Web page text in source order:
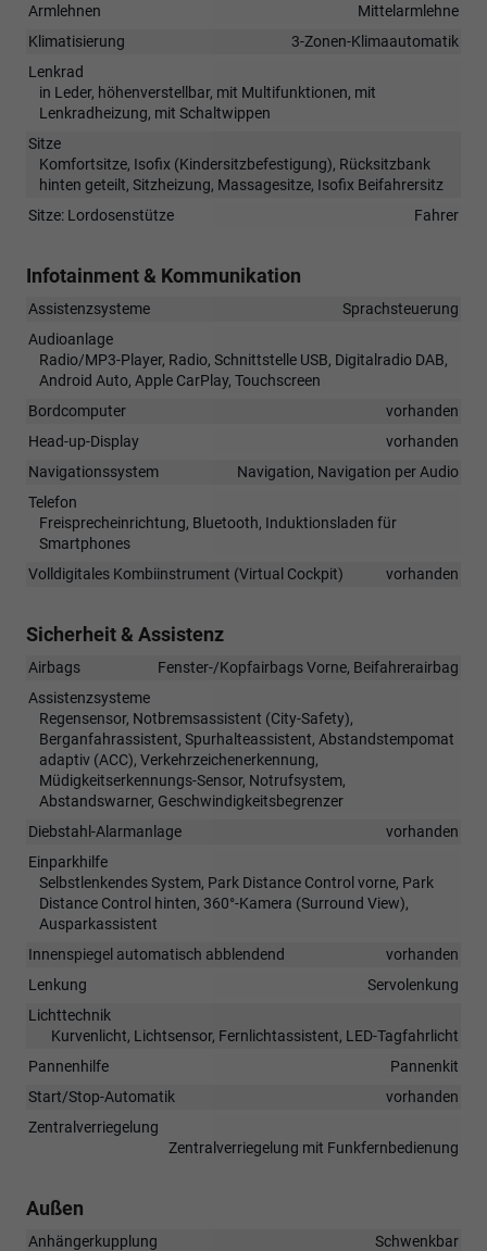
Armlehnen
Mittelarmlehne
Klimatisierung
3-Zonen-Klimaautomatik
Lenkrad
in Leder, höhenverstellbar, mit Multifunktionen, mit
Lenkradheizung, mit Schaltwippen
Sitze
Komfortsitze, Isofix (Kindersitzbefestigung), Rücksitzbank
hinten geteilt, Sitzheizung, Massagesitze, Isofix Beifahrersitz
Sitze: Lordosenstütze
Fahrer
Infotainment & Kommunikation
Assistenzsysteme
Sprachsteuerung
Audioanlage
Radio/MP3-Player, Radio, Schnittstelle USB, Digitalradio DAB,
Android Auto, Apple CarPlay, Touchscreen
Bordcomputer
vorhanden
Head-up-Display
vorhanden
Navigationssystem
Navigation, Navigation per Audio
Telefon
Freisprecheinrichtung, Bluetooth, Induktionsladen für
Smartphones
Volldigitales Kombiinstrument (Virtual Cockpit)
vorhanden
Sicherheit & Assistenz
Airbags
Fenster-/Kopfairbags Vorne, Beifahrerairbag
Assistenzsysteme
Regensensor, Notbremsassistent (City-Safety),
Berganfahrassistent, Spurhalteassistent, Abstandstempomat
adaptiv (ACC), Verkehrzeichenerkennung,
Müdigkeitserkennungs-Sensor, Notrufsystem,
Abstandswarner, Geschwindigkeitsbegrenzer
Diebstahl-Alarmanlage
vorhanden
Einparkhilfe
Selbstlenkendes System, Park Distance Control vorne, Park
Distance Control hinten, 360°-Kamera (Surround View),
Ausparkassistent
Innenspiegel automatisch abblendend
vorhanden
Lenkung
Servolenkung
Lichttechnik
Kurvenlicht, Lichtsensor, Fernlichtassistent, LED-Tagfahrlicht
Pannenhilfe
Pannenkit
Start/Stop-Automatik
vorhanden
Zentralverriegelung
Zentralverriegelung mit Funkfernbedienung
Außen
Anhängerkupplung
Schwenkbar